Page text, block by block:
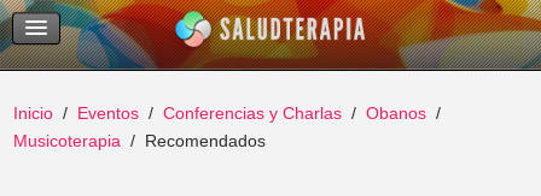
Temas Recientes
Buscar
Inicio Eventos Conferencias y Charlas
Obanos
Musicoterapia
Recomendados